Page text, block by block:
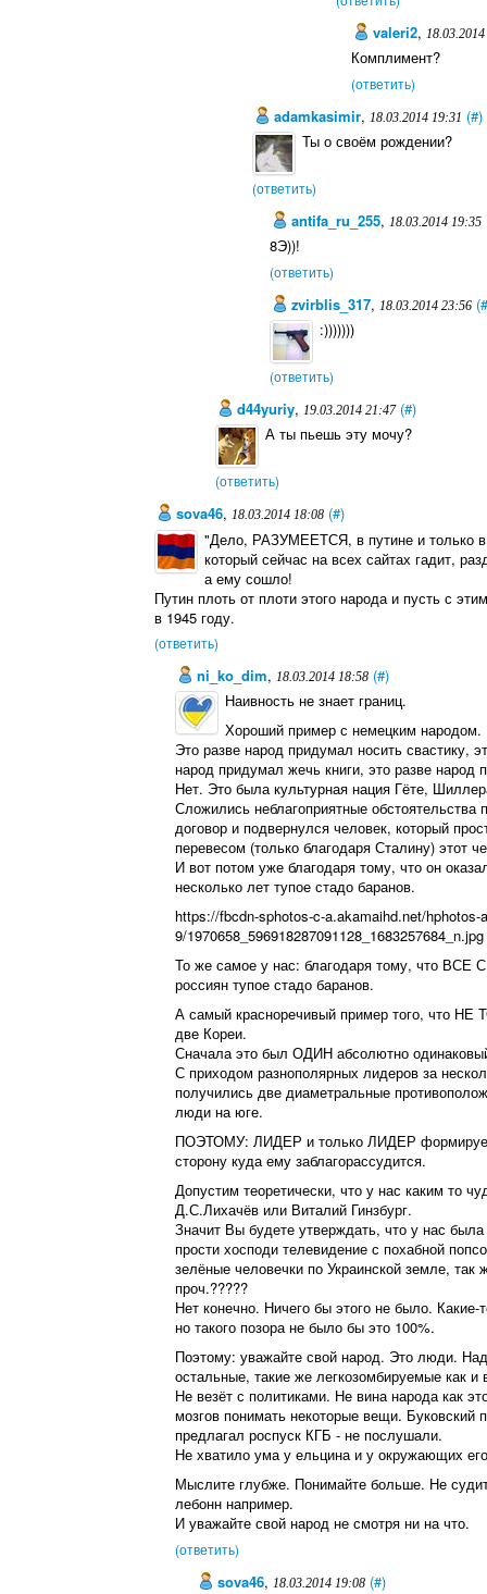
valeri2,
Комплимент?
(ответить)
adamkasimir, 18.03.2014 19:31 (#)
Ты о своём рождении?
(ответить)
antifa_ru_255,18.03.2014 19:35
8Э))!
(ответить)
zvirblis_317, 18.03.2014 23:56
:)))))))
(ответить)
d44yuriy, 19.03.2014 21:47 (#)
А ты пьешь эту мочу?
(ответить)
sova46,18.03.2014 18:08 (#)
"Дело, РАЗУМЕЕТСЯ, в путине и только в
который сейчас на всех сайтах гадит,
а ему сошло!
Путин плоть от плоти этого народа и пусть с
в 1945 году.
(ответить)
ni_ko_dim,18.03.2014 18:58 (#)
Наивность не знает границ.
Хороший пример с немецким народом.
Это разве народ придумал носить свастику,
народ придумал жечь книги, это разве народ
Нет. Это была культурная нация Гёте,
Сложились неблагоприятные
договор и подвернулся человек, который
перевесом (только благодаря Сталину) этот
И вот потом уже благодаря тому, что он
несколько лет тупое стадо баранов.
https://fbcdn-sphotos-c-a.akamaihd.net/hphotos-
9/1970658_596918287091128_1683257684_n.jpg
То же самое у нас: благодаря тому, что ВСЕ
россиян тупое стадо баранов.
А самый красноречивый пример того, что
две Кореи.
Сначала это был ОДИН абсолютно
С приходом разнополярных лидеров за
получились две диаметральные
люди на юге.
ПОЭТОМУ: ЛИДЕР и только ЛИДЕР формирует
сторону куда ему заблагорассудится.
Допустим теоретически, что у нас каким то
Д.С.Лихачёв или Виталий Гинзбург.
Значит Вы будете утверждать, что у нас
прости хосподи телевидение с похабной
зелёные человечки по Украинской земле, так
проч.?????
Нет конечно. Ничего бы этого не было.
но такого позора не было бы это 100%.
Поэтому: уважайте свой народ. Это люди.
остальные, такие же легкозомбируемые как и
Не везёт с политиками. Не вина народа как
мозгов понимать некоторые вещи.
предлагал роспуск КГБ - не послушали.
Не хватило ума у ельцина и у окружающих
Мыслите глубже. Понимайте больше. Не
лебонн например.
И уважайте свой народ не смотря ни на что.
(ответить)
sova46, 18.03.2014 19:08 (#)